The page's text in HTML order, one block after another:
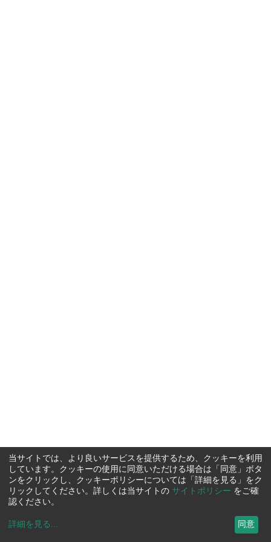
当サイトでは、より良いサービスを提供するため、クッキーを利用
しています。クッキーの使用に同意いただける場合は「同意」ボタ
ンをクリックし、クッキーポリシーについては「詳細を見る」をク
リックしてください。詳しくは当サイトの サイトポリシー をご確
認ください。
詳細を見る ... 同意